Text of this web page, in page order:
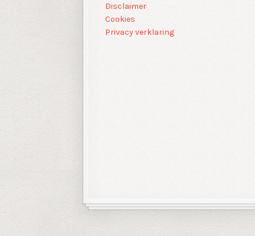
Disclaimer
Cookies
Privacy verklaring